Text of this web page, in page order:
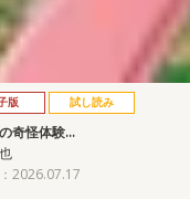
版 試し読み
奇怪体験…
2026.07.17